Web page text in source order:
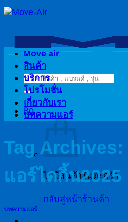
ข้าม
เนื้อหา
ค้นหา:
฿0
ไม่มีสินค้าในตะกร้า
กลับสู่หน้าร้านค้า
Move air
สินค้า
บริการ
โปรโมชั่น
เกี่ยวกับเรา
บทความแอร์
Tag Archives:
แอร์ไดกิ้น2025
บทความแอร์